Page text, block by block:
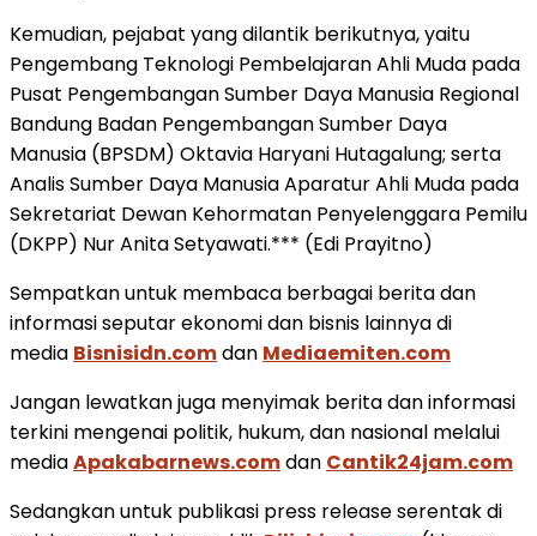
Kemudian, pejabat yang dilantik berikutnya, yaitu
Pengembang Teknologi Pembelajaran Ahli Muda pada
Pusat Pengembangan Sumber Daya Manusia Regional
Bandung Badan Pengembangan Sumber Daya
Manusia (BPSDM) Oktavia Haryani Hutagalung; serta
Analis Sumber Daya Manusia Aparatur Ahli Muda pada
Sekretariat Dewan Kehormatan Penyelenggara Pemilu
(DKPP) Nur Anita Setyawati.*** (Edi Prayitno)
Sempatkan untuk membaca berbagai berita dan
informasi seputar ekonomi dan bisnis lainnya di
media Bisnisidn.comdan Mediaemiten.com
Jangan lewatkan juga menyimak berita dan informasi
terkini mengenai politik, hukum, dan nasional melalui
mediaApakabarnews.comdan Cantik24jam.com
Sedangkan untuk publikasi press release serentak di